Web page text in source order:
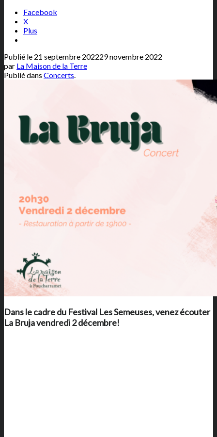
Facebook
X
Plus
Publié le 21 septembre 202229 novembre 2022
par La Maison de la Terre
Publié dans Concerts.
Dans le cadre du Festival Les Semeuses, venez écouter
La Bruja vendredi 2 décembre!